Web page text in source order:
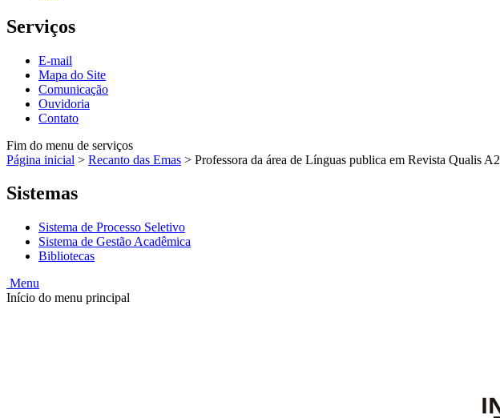
Serviços
E-mail
Mapa do Site
Comunicação
Ouvidoria
Contato
Fim do menu de serviços
Página inicial > Recanto das Emas > Professora da área de Línguas publica em Revista Qualis A2
Sistemas
Sistema de Processo Seletivo
Sistema de Gestão Acadêmica
Bibliotecas
Menu
Início do menu principal